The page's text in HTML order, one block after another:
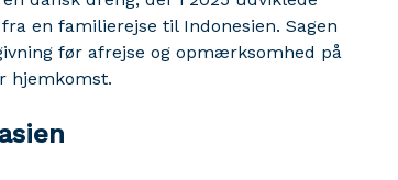
en familierejse til Indonesien. Sagen
før afrejse og opmærksomhed på
hjemkomst.